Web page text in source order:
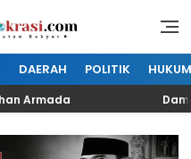
Rakyat
DAERAH POLITIK HUKUM
Armada